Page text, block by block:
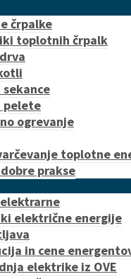
črpalke
toplotnih črpalk
pelete
ogrevanje
toplotne
prakse
električne energije
in cene
elektrike iz OVE